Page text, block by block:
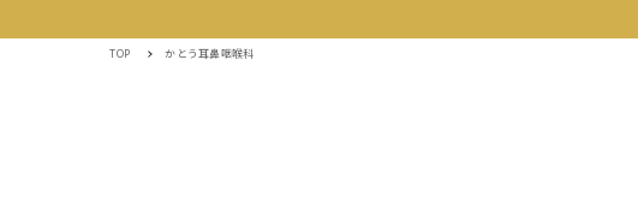
TOP かとう耳鼻咽喉科